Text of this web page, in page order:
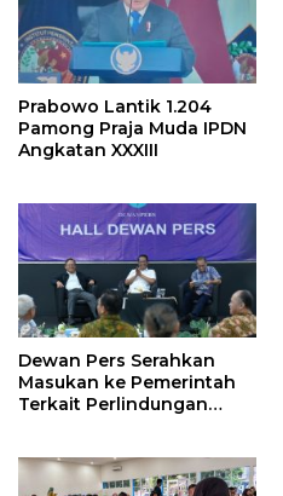
Prabowo Lantik 1.204
Pamong Praja Muda IPDN
Angkatan XXXIII
Dewan Pers Serahkan
Masukan ke Pemerintah
Terkait Perlindungan